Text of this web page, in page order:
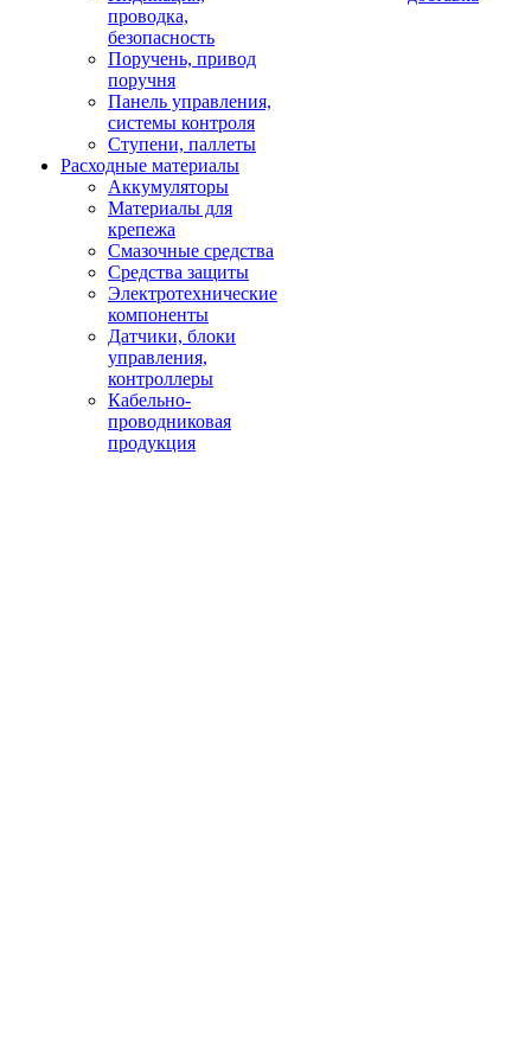
проводка,
безопасность
Поручень, привод
поручня
Панель управления,
системы контроля
Ступени, паллеты
Расходные материалы
Аккумуляторы
Материалы для
крепежа
Смазочные средства
Средства защиты
Электротехнические
компоненты
Датчики, блоки
управления,
контроллеры
Кабельно-
проводниковая
продукция